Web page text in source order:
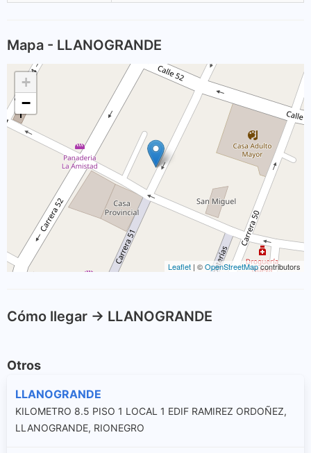
Mapa - LLANOGRANDE
+
−
Leaflet | ©OpenStreetMapcontributors
Cómo llegar -> LLANOGRANDE
Otros
LLANOGRANDE
KILOMETRO 8.5 PISO 1 LOCAL 1 EDIF RAMIREZ ORDOÑEZ,
LLANOGRANDE, RIONEGRO